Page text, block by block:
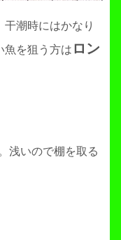
潮時にはかなり
魚を狙う方は ロン
浅いので棚を取る